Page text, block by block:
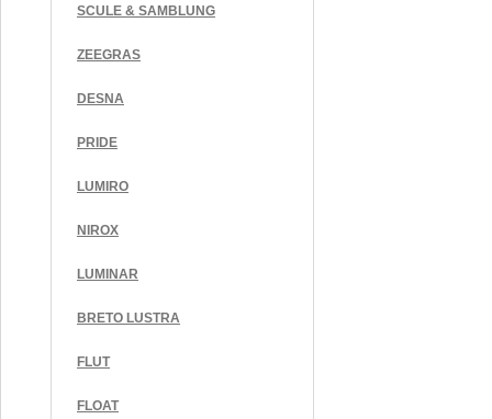
SCULE & SAMBLUNG
ZEEGRAS
DESNA
PRIDE
LUMIRO
NIROX
LUMINAR
BRETO LUSTRA
FLUT
FLOAT